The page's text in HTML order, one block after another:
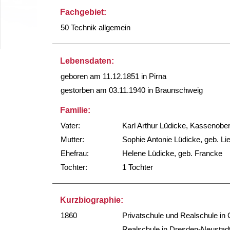
Fachgebiet:
50 Technik allgemein
Lebensdaten:
geboren am 11.12.1851 in Pirna
gestorben am 03.11.1940 in Braunschweig
Familie:
Vater:
Karl Arthur Lüdicke,
Mutter:
Sophie Antonie Lüdicke, geb.
Ehefrau:
Helene Lüdicke, geb. Francke
Tochter:
1 Tochter
Kurzbiographie:
1860
Privatschule und Realschule in